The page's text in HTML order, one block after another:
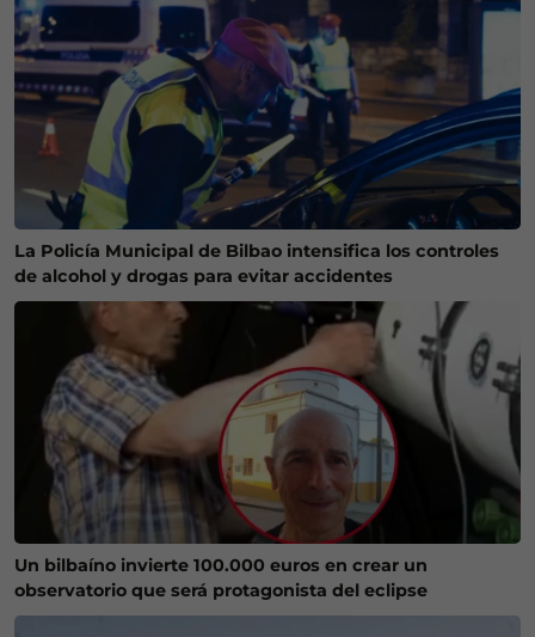
La Policía Municipal de Bilbao intensifica los controles
de alcohol y drogas para evitar accidentes
Un bilbaíno invierte 100.000 euros en crear un
observatorio que será protagonista del eclipse